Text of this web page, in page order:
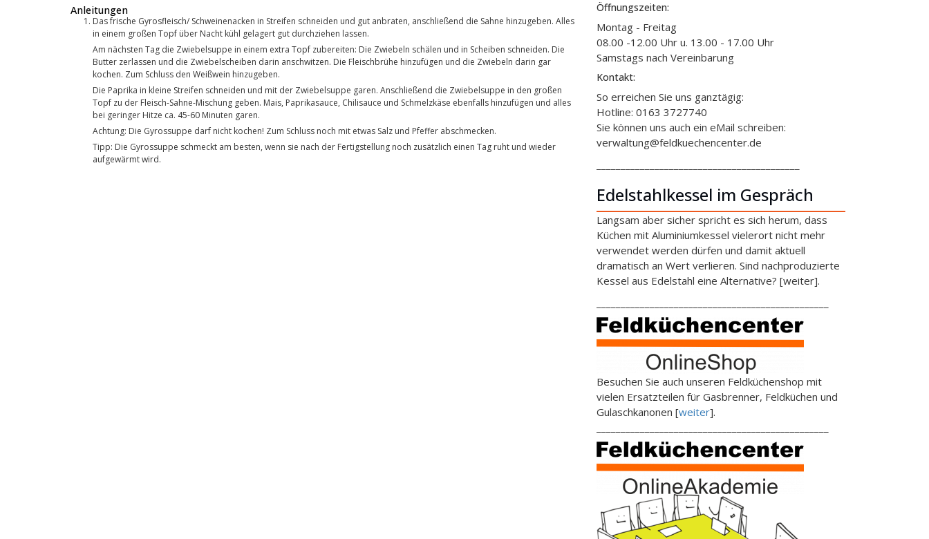
Anleitungen
Das frische Gyrosfleisch/ Schweinenacken in Streifen schneiden und gut anbraten, anschließend die Sahne hinzugeben. Alles
in einem großen Topf über Nacht kühl gelagert gut durchziehen lassen.
Am nächsten Tag die Zwiebelsuppe in einem extra Topf zubereiten: Die Zwiebeln schälen und in Scheiben schneiden. Die
Butter zerlassen und die Zwiebelscheiben darin anschwitzen. Die Fleischbrühe hinzufügen und die Zwiebeln darin gar
kochen. Zum Schluss den Weißwein hinzugeben.
Die Paprika in kleine Streifen schneiden und mit der Zwiebelsuppe garen. Anschließend die Zwiebelsuppe in den großen
Topf zu der Fleisch-Sahne-Mischung geben. Mais, Paprikasauce, Chilisauce und Schmelzkäse ebenfalls hinzufügen und alles
bei geringer Hitze ca. 45-60 Minuten garen.
Achtung: Die Gyrossuppe darf nicht kochen! Zum Schluss noch mit etwas Salz und Pfeffer abschmecken.
Tipp: Die Gyrossuppe schmeckt am besten, wenn sie nach der Fertigstellung noch zusätzlich einen Tag ruht und wieder
aufgewärmt wird.
Öffnungszeiten:
Montag - Freitag
08.00 -12.00 Uhr u. 13.00 - 17.00 Uhr
Samstags nach Vereinbarung
Kontakt:
So erreichen Sie uns ganztägig:
Hotline: 0163 3727740
Sie können uns auch ein eMail schreiben:
verwaltung@feldkuechencenter.de
Edelstahlkessel im Gespräch
Langsam aber sicher spricht es sich herum, dass
Küchen mit Aluminiumkessel vielerort nicht mehr
verwendet werden dürfen und damit aktuell
dramatisch an Wert verlieren. Sind nachproduzierte
Kessel aus Edelstahl eine Alternative? [weiter].
Besuchen Sie auch unseren Feldküchenshop mit
vielen Ersatzteilen für Gasbrenner, Feldküchen und
Gulaschkanonen [weiter].